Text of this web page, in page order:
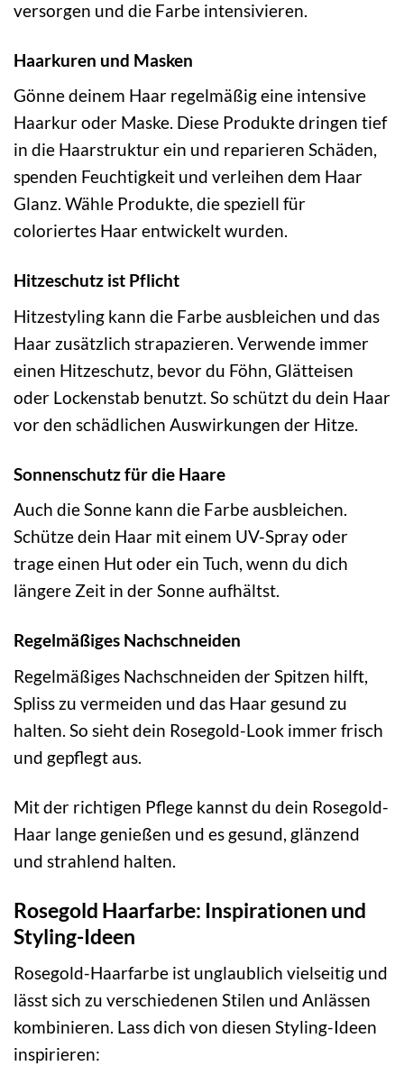
versorgen und die Farbe intensivieren.
Haarkuren und Masken
Gönne deinem Haar regelmäßig eine intensive
Haarkur oder Maske. Diese Produkte dringen tief
in die Haarstruktur ein und reparieren Schäden,
spenden Feuchtigkeit und verleihen dem Haar
Glanz. Wähle Produkte, die speziell für
coloriertes Haar entwickelt wurden.
Hitzeschutz ist Pflicht
Hitzestyling kann die Farbe ausbleichen und das
Haar zusätzlich strapazieren. Verwende immer
einen Hitzeschutz, bevor du Föhn, Glätteisen
oder Lockenstab benutzt. So schützt du dein Haar
vor den schädlichen Auswirkungen der Hitze.
Sonnenschutz für die Haare
Auch die Sonne kann die Farbe ausbleichen.
Schütze dein Haar mit einem UV-Spray oder
trage einen Hut oder ein Tuch, wenn du dich
längere Zeit in der Sonne aufhältst.
Regelmäßiges Nachschneiden
Regelmäßiges Nachschneiden der Spitzen hilft,
Spliss zu vermeiden und das Haar gesund zu
halten. So sieht dein Rosegold-Look immer frisch
und gepflegt aus.
Mit der richtigen Pflege kannst du dein Rosegold-
Haar lange genießen und es gesund, glänzend
und strahlend halten.
Rosegold Haarfarbe: Inspirationen und
Styling-Ideen
Rosegold-Haarfarbe ist unglaublich vielseitig und
lässt sich zu verschiedenen Stilen und Anlässen
kombinieren. Lass dich von diesen Styling-Ideen
inspirieren: